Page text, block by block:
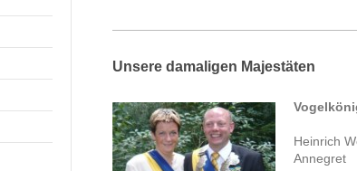
Unsere damaligen Majestäten
Heinrich
Annegret